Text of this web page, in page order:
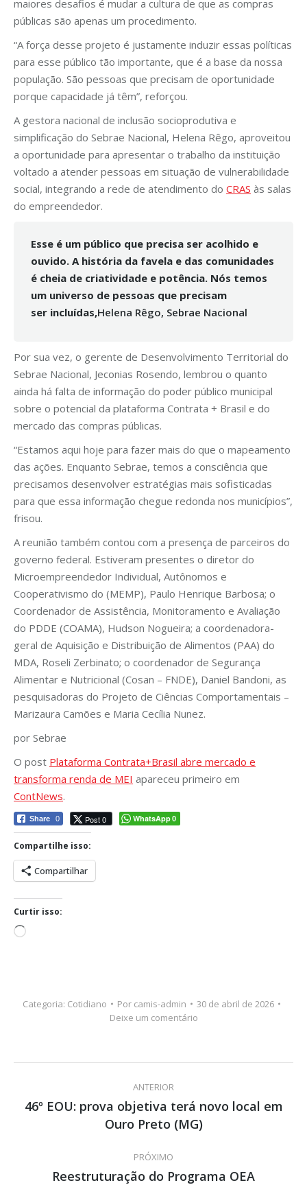
maiores desafios é mudar a cultura de que as compras
públicas são apenas um procedimento.
“A força desse projeto é justamente induzir essas políticas
para esse público tão importante, que é a base da nossa
população. São pessoas que precisam de oportunidade
porque capacidade já têm”, reforçou.
A gestora nacional de inclusão socioprodutiva e
simplificação do Sebrae Nacional, Helena Rêgo, aproveitou
a oportunidade para apresentar o trabalho da instituição
voltado a atender pessoas em situação de vulnerabilidade
social, integrando a rede de atendimento do CRAS às salas
do empreendedor.
Esse é um público que precisa ser acolhido e
ouvido. A história da favela e das comunidades
é cheia de criatividade e potência. Nós temos
um universo de pessoas que precisam
ser incluídas,Helena Rêgo, Sebrae Nacional
Por sua vez, o gerente de Desenvolvimento Territorial do
Sebrae Nacional, Jeconias Rosendo, lembrou o quanto
ainda há falta de informação do poder público municipal
sobre o potencial da plataforma Contrata + Brasil e do
mercado das compras públicas.
“Estamos aqui hoje para fazer mais do que o mapeamento
das ações. Enquanto Sebrae, temos a consciência que
precisamos desenvolver estratégias mais sofisticadas
para que essa informação chegue redonda nos municípios”,
frisou.
A reunião também contou com a presença de parceiros do
governo federal. Estiveram presentes o diretor do
Microempreendedor Individual, Autônomos e
Cooperativismo do (MEMP), Paulo Henrique Barbosa; o
Coordenador de Assistência, Monitoramento e Avaliação
do PDDE (COAMA), Hudson Nogueira; a coordenadora-
geral de Aquisição e Distribuição de Alimentos (PAA) do
MDA, Roseli Zerbinato; o coordenador de Segurança
Alimentar e Nutricional (Cosan – FNDE), Daniel Bandoni, as
pesquisadoras do Projeto de Ciências Comportamentais –
Marizaura Camões e Maria Cecília Nunez.
por Sebrae
O post Plataforma Contrata+Brasil abre mercado e
transforma renda de MEI apareceu primeiro em
ContNews.
Share 0 Post 0 WhatsApp0
Compartilhe isso:
Compartilhar
Curtir isso:
Carregando...
Categoria: Cotidiano Por camis-admin
30 de abril de 2026
Deixe um comentário
Navegação
de
ANTERIOR
Post
anterior:
46º EOU: prova objetiva terá novo local em
Ouro Preto (MG)
PRÓXIMO
Próximo
Reestruturação do Programa OEA